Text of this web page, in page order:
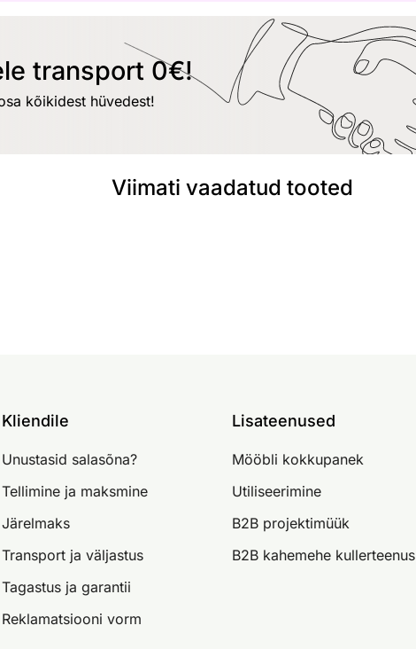
transport 0€!
kõikidest hüvedest!
Viimati vaadatud tooted
Kliendile
Unustasid salasõna?
Tellimine ja maksmine
Järelmaks
Transport ja väljastus
Tagastus ja garantii
Reklamatsiooni vorm
Lisateenused
Mööbli kokkupanek
Utiliseerimine
B2B projektimüük
B2B kahemehe kullerteenus